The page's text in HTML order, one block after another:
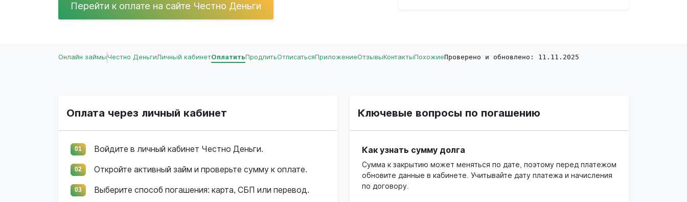
Перейти к оплате на сайте Честно Деньги
Онлайн займыЧестно ДеньгиЛичный кабинетОплатитьПродлитьОтписатьсяПриложениеОтзывыКонтактыПохожиеПроверено и обновлено: 11.11.2025
Оплата через личный кабинет
01 Войдите в личный кабинет Честно Деньги.
02 Откройте активный займ и проверьте сумму к оплате.
03 Выберите способ погашения: карта, СБП или перевод.
Ключевые вопросы по погашению
Как узнать сумму долга
Сумма к закрытию может меняться по дате, поэтому перед платежом
обновите данные в кабинете. Учитывайте дату платежа и начисления
по договору.